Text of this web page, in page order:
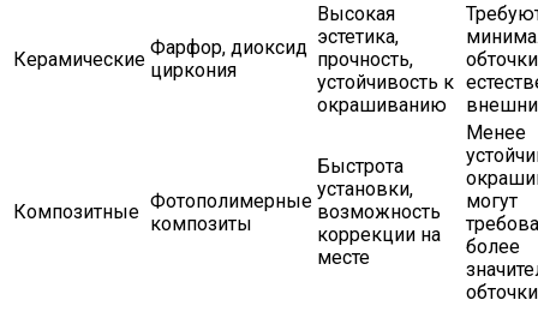
Керамические
Фарфор, диоксид
циркония
Высокая
эстетика,
прочность,
устойчивость к
окрашиванию
Композитные Фотополимерные
композиты
Быстрота
установки,
возможность
коррекции на
месте
Менее
могут
более
обточки